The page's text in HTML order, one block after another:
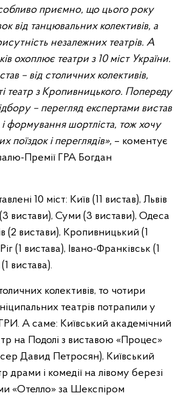
приємно, що цього року
від танцювальних колективів, а
незалежних театрів. А
охоплює театри з 10 міст України.
– від столичних колективів,
театр з Кропивницького. Попереду
– перегляд експертами вистав
формування шортліста, тож хочу
поїздок і переглядів», – коментує
Премії ГРА Богдан
10 міст: Київ (11 вистав), Львів
(3 вистави), Суми (3 вистави), Одеса
(2 вистави), Кропивницький (1
(1 вистава), Івано-Франківськ (1
вистава).
колективів, то чотири
театрів потрапили у
А саме: Київський академічний
на Подолі з виставою «Процес»
Давид Петросян), Київський
драми і комедії на лівому березі
«Отелло» за Шекспіром